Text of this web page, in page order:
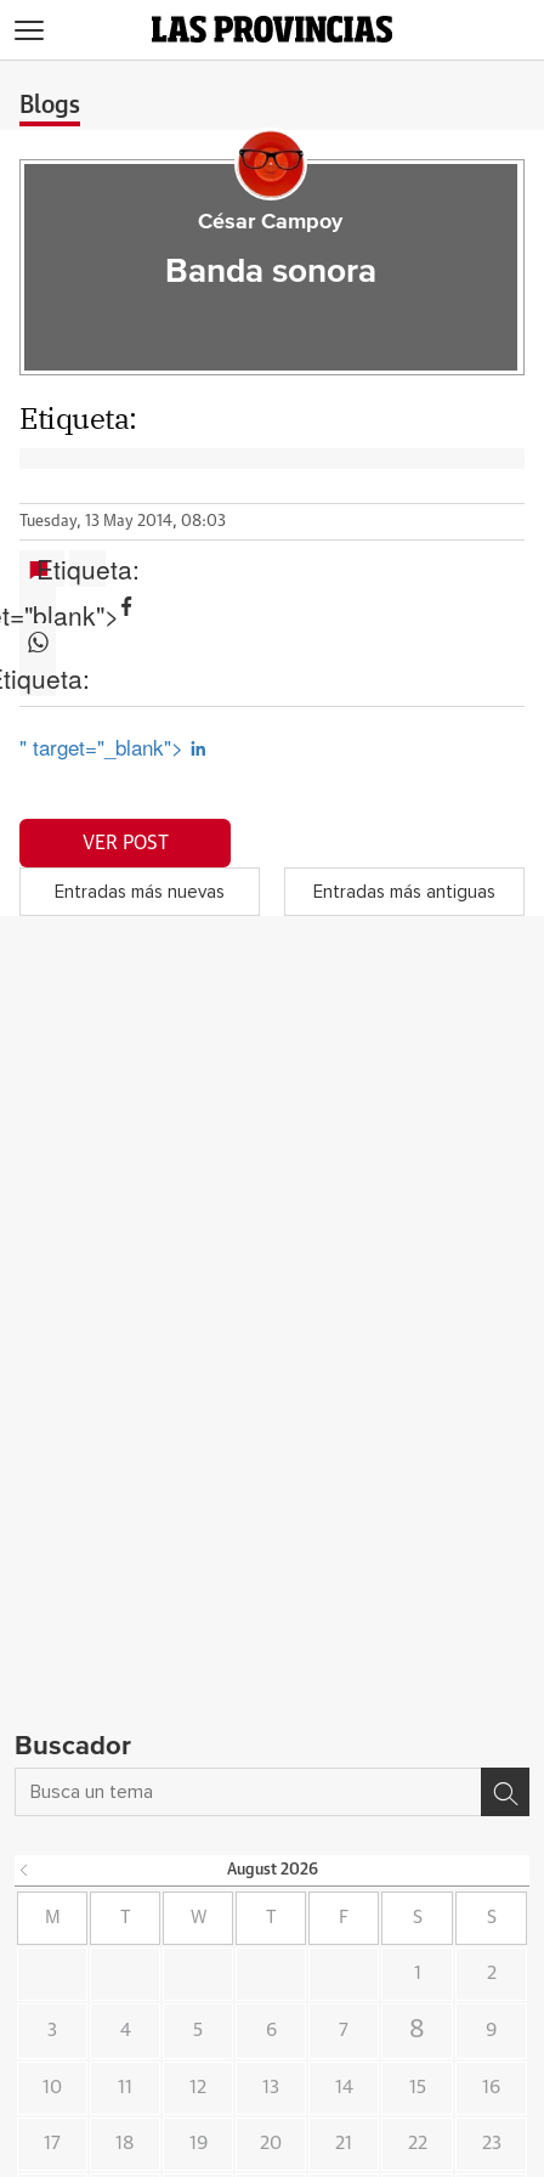
Blogs
César Campoy
Banda sonora
Etiqueta:
Tuesday, 13 May 2014, 08:03
Etiqueta:
" target="_blank">
VER POST
Entradas más nuevas Entradas más antiguas
Buscador
August 2026
M W F S S
1 2
3 4 5 6 7 8 9
10 11 12 13 14 15 16
17 18 19 20 21 22 23